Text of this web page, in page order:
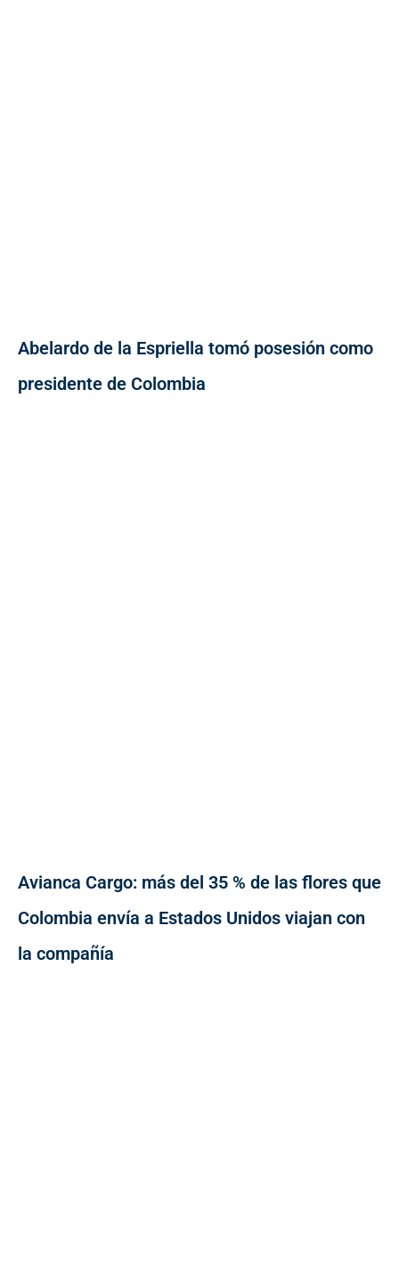
Abelardo de la Espriella tomó posesión como
presidente de Colombia
Avianca Cargo: más del 35 % de las flores que
Colombia envía a Estados Unidos viajan con
la compañía